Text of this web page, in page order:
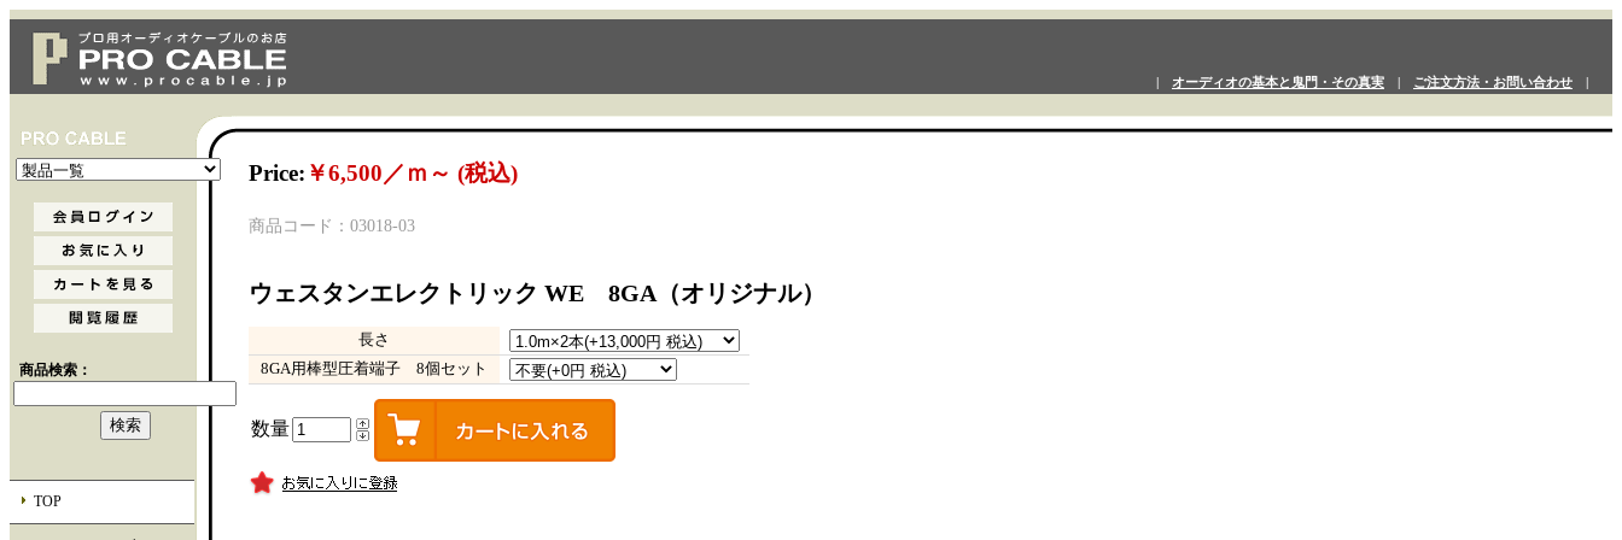
オーディオの基本と鬼門・その真実 ご注文方法・お問い合わせ
商品検索：
TOP
Price: ￥6,500／ｍ～ (税込)
商品コード：03018-03
ウェスタンエレクトリック WE 8GA（オリジナル）
長さ
8GA用棒型圧着端子 8個セット
数量